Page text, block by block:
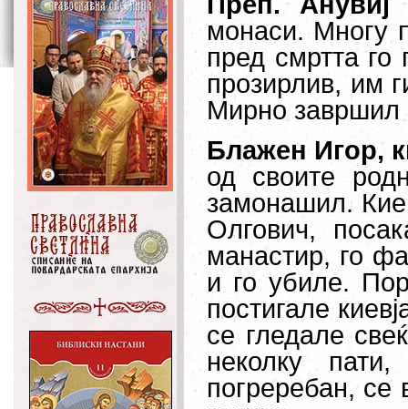
монаси. Многу
пред смртта го
прозирлив, им
Мирно завршил
Блажен Игор,
од своите
замонашил.
Олгович,
манастир, го
и го убиле.
постигале
се гледале
неколку
погреребан, се